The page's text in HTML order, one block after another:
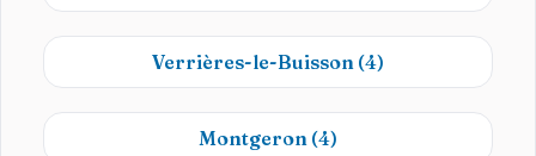
Verrières-le-Buisson (4)
Montgeron (4)